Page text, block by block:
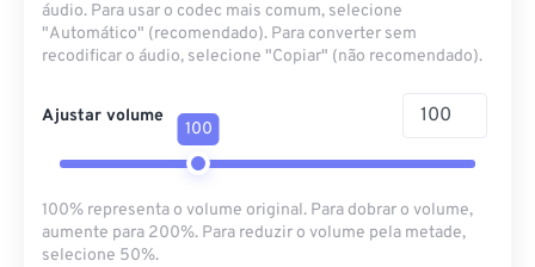
áudio. Para usar o codec mais comum, selecione
"Automático" (recomendado). Para converter sem
recodificar o áudio, selecione "Copiar" (não recomendado).
Ajustar volume
100
100% representa o volume original. Para dobrar o volume,
aumente para 200%. Para reduzir o volume pela metade,
selecione 50%.